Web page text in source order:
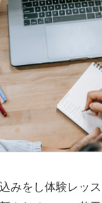
みをし体験レッ